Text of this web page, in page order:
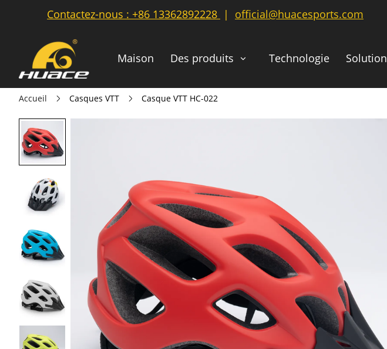
Contactez-nous : +86 13362892228 | official@huacesports.com
Maison Des produits Technologie Solution
Accueil Casques VTT Casque VTT HC-022